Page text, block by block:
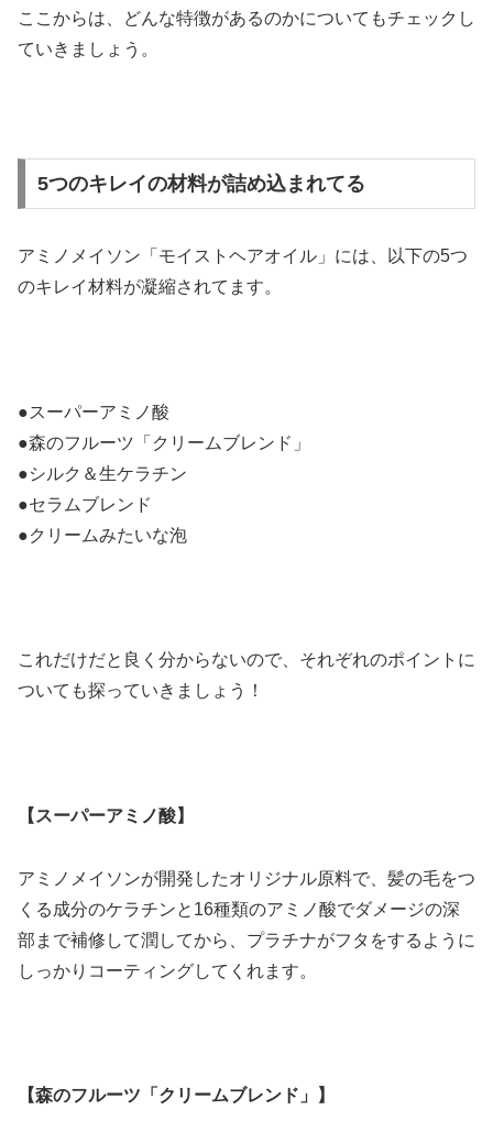
ここからは、どんな特徴があるのかについてもチェックし
ていきましょう。
5つのキレイの材料が詰め込まれてる
アミノメイソン「モイストヘアオイル」には、以下の5つ
のキレイ材料が凝縮されてます。
●スーパーアミノ酸
●森のフルーツ「クリームブレンド」
●シルク＆生ケラチン
●セラムブレンド
●クリームみたいな泡
これだけだと良く分からないので、それぞれのポイントに
ついても探っていきましょう！
【スーパーアミノ酸】
アミノメイソンが開発したオリジナル原料で、髪の毛をつ
くる成分のケラチンと16種類のアミノ酸でダメージの深
部まで補修して潤してから、プラチナがフタをするように
しっかりコーティングしてくれます。
【森のフルーツ「クリームブレンド」】